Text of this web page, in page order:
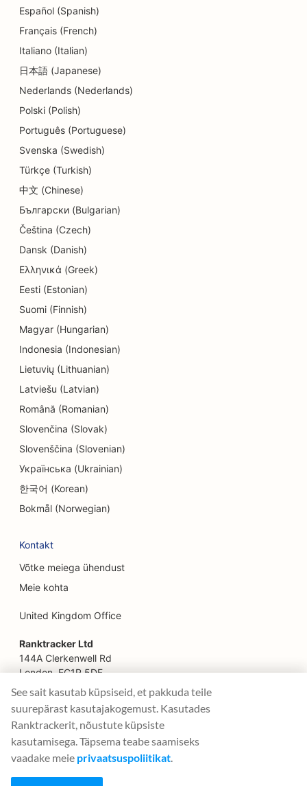
SEO võlanõustamise teenuste jaoks
SEO hambaravikliinikutele
SEO söögikohtadele
SEO dermabrasiooniteenuste jaoks
SEO detailide kauplustele
SEO Donut kauplustele
SEO keemilise puhastuse jaoks
SEO elektrikele
SEO elektroonikakauplustele
SEO endodontidele
SEO meelelahutuse ja vaba aja veetmise jaoks
SEO inseneribüroodele
EO etniliste restoranide jaoks
SEO Facelift teenuste jaoks
SEO pererestoranidele
SEO põllumajandusettevõtetest toidukohti
SEO finantsplaneerijatele
SEO finantsteenuste jaoks
SEO floristidele
SEO toiduautodele
SEO Prantsuse kondiitritöökodadele
SEO külmutatud jogurti kauplustele
Español (Spanish)
Français (French)
Italiano (Italian)
日本語 (Japanese)
Nederlands (Nederlands)
Polski (Polish)
Português (Portuguese)
Svenska (Swedish)
Türkçe (Turkish)
中文 (Chinese)
Български (Bulgarian)
Čeština (Czech)
Dansk (Danish)
Ελληνικά (Greek)
Eesti (Estonian)
Suomi (Finnish)
Magyar (Hungarian)
Indonesia (Indonesian)
Lietuvių (Lithuanian)
Latviešu (Latvian)
Română (Romanian)
Slovenčina (Slovak)
Slovenščina (Slovenian)
Українська (Ukrainian)
한국어 (Korean)
Bokmål (Norwegian)
Kontakt
Võtke meiega ühendust
Meie kohta
United Kingdom Office
Ranktracker Ltd
144A Clerkenwell Rd
London, EC1R 5DF
Company No: 08820809
felix@ranktracker.com
2015 - 2026© Ranktracker. All Rights Reserved.
See sait kasutab küpsiseid, et pakkuda teile
suurepärast kasutajakogemust. Kasutades
Ranktrackerit, nõustute küpsiste
kasutamisega. Täpsema teabe saamiseks
vaadake meie privaatsuspoliitikat.